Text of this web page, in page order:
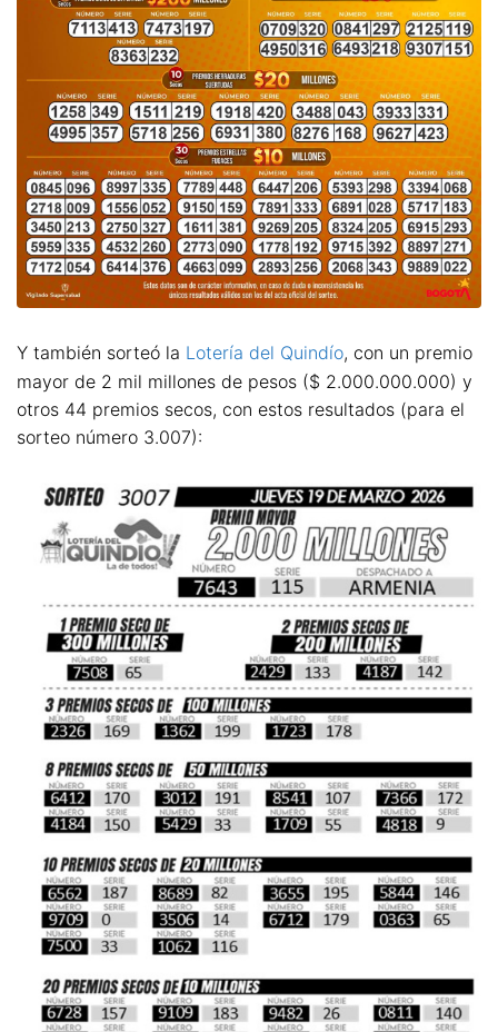
Y también sorteó la Lotería del Quindío, con un premio
mayor de 2 mil millones de pesos ($ 2.000.000.000) y
otros 44 premios secos, con estos resultados (para el
sorteo número 3.007):